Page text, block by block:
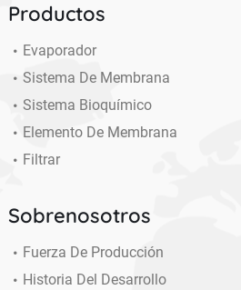
Productos
Evaporador
Sistema De Membrana
Sistema Bioquímico
Elemento De Membrana
Filtrar
Sobrenosotros
Fuerza De Producción
Historia Del Desarrollo